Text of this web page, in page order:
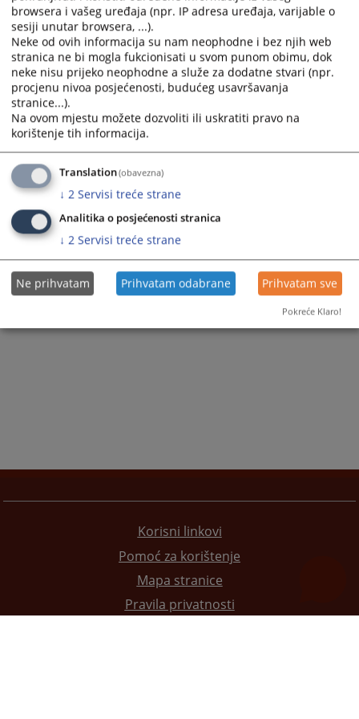
Prateći dokumenti
Izmjene plana nabavki za 2026
Korisni linkovi
Pomoć za korištenje
Mapa stranice
Pravila privatnosti
browsera i vašeg uređaja (npr. IP adresa uređaja, varijable o
sesiji unutar browsera, ...).
Neke od ovih informacija su nam neophodne i bez njih web
stranica ne bi mogla fukcionisati u svom punom obimu, dok
neke nisu prijeko neophodne a služe za dodatne stvari (npr.
procjenu nivoa posjećenosti, budućeg usavršavanja
stranice...).
Na ovom mjestu možete dozvoliti ili uskratiti pravo na
korištenje tih informacija.
Translation(obavezna)
↓ 2 Servisi treće strane
Analitika o posjećenosti stranica
↓ 2 Servisi treće strane
Ne prihvatam Prihvatam odabrane Prihvatam sve
Pokreće Klaro!